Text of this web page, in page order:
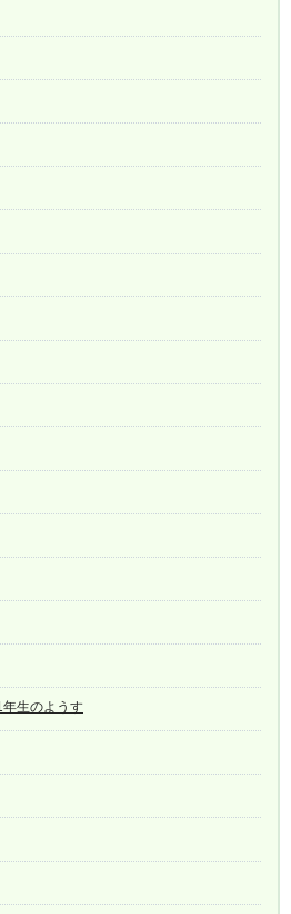
生のようす